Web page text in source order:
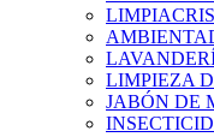
LIMPIEZA
JABÓN DE